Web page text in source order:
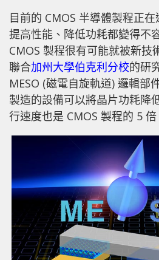
目前的 CMOS 半導體製程正
提高性能、降低功耗都變得不
CMOS 製程很有可能就被新
聯合加州大學伯克利分校的研
MESO (磁電自旋軌道) 邏輯部
製造的設備可以將晶片功耗降
行速度也是 CMOS 製程的 5 倍